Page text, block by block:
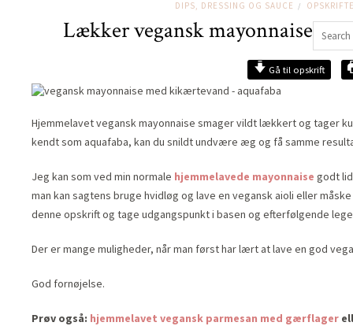
DIPS, DRESSING OG SAUCE /
Lækker vegansk mayonnaise
Gå til opskrift
Hjemmelavet vegansk mayonnaise smager vildt lækkert og tager
kendt som aquafaba, kan du snildt undvære æg og få samme
Jeg kan som ved min normale hjemmelavede mayonnaise godt
man kan sagtens bruge hvidløg og lave en vegansk aioli eller
denne opskrift og tage udgangspunkt i basen og efterfølgende
Der er mange muligheder, når man først har lært at lave en god
God fornøjelse.
Prøv også: hjemmelavet vegansk parmesan med gærflager